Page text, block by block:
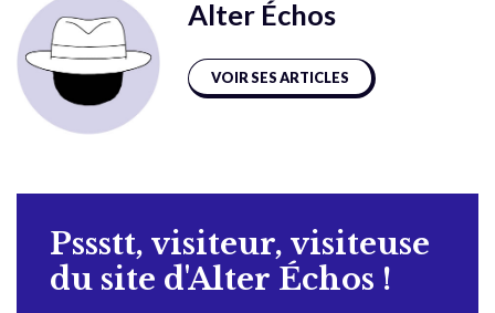
Alter Échos
VOIR SES ARTICLES
Pssstt, visiteur, visiteuse
du site d'Alter Échos !